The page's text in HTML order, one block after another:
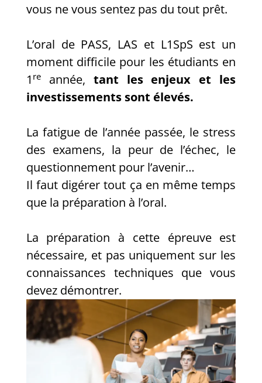
vous ne vous sentez pas du tout prêt.
L’oral de PASS, LAS et L1SpS est un
moment difficile pour les étudiants en
1 reannée, tant les enjeux et les
investissements sont élevés.
La fatigue de l’année passée, le stress
des examens, la peur de l’échec, le
questionnement pour l’avenir…
Il faut digérer tout ça en même temps
que la préparation à l’oral.
La préparation à cette épreuve est
nécessaire, et pas uniquement sur les
connaissances techniques que vous
devez démontrer.